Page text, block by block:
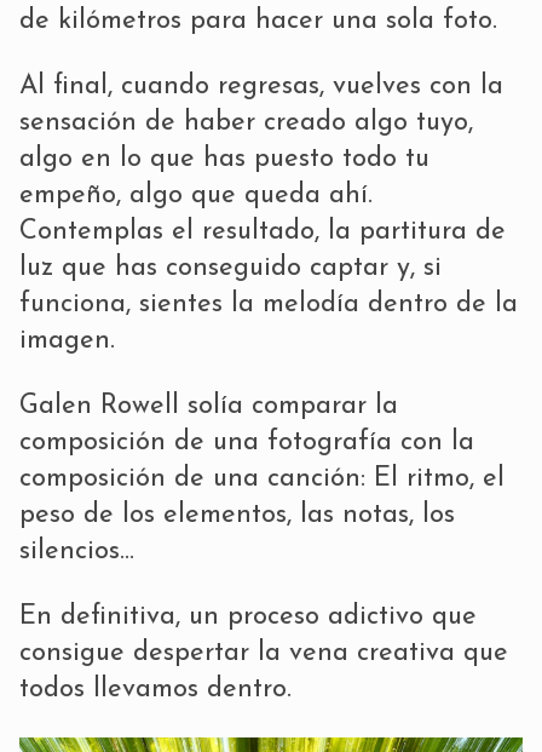
de kilómetros para hacer una sola foto.
Al final, cuando regresas, vuelves con la
sensación de haber creado algo tuyo,
algo en lo que has puesto todo tu
empeño, algo que queda ahí.
Contemplas el resultado, la partitura de
luz que has conseguido captar y, si
funciona, sientes la melodía dentro de la
imagen.
Galen Rowell solía comparar la
composición de una fotografía con la
composición de una canción: El ritmo, el
peso de los elementos, las notas, los
silencios…
En definitiva, un proceso adictivo que
consigue despertar la vena creativa que
todos llevamos dentro.